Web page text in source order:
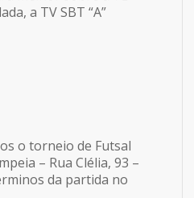
a TV SBT “A”
o torneio de Futsal
– Rua Clélia, 93 –
da partida no